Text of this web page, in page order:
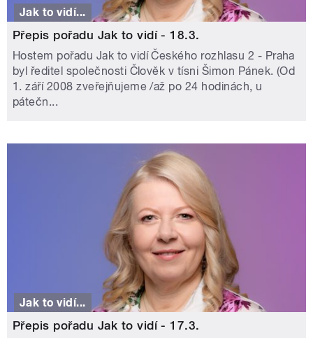
Jak to vidí...
Přepis pořadu Jak to vidí - 18.3.
Hostem pořadu Jak to vidí Českého rozhlasu 2 - Praha
byl ředitel společnosti Člověk v tísni Šimon Pánek. (Od
1. září 2008 zveřejňujeme /až po 24 hodinách, u
pátečn...
Jak to vidí...
Přepis pořadu Jak to vidí - 17.3.